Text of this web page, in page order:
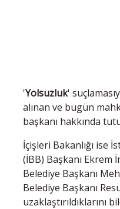
'Yolsuzluk'
alınan ve bugün
başkanı hakkında
İçişleri Bakanlığı ise
(İBB) Başkanı Ekrem
Belediye Başkanı
Belediye Başkanı
uzaklaştırıldıklarını